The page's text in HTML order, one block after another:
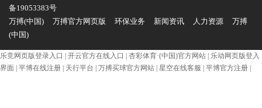
备19053383号
万搏(中国)
万搏官方网页版 环保业务 新闻资讯 人力资源
万搏
(中国)
乐竞网页版登录入口 | 开云官方在线入口 | 杏彩体育·(中国)官方网站 | 乐动网页版登入
界面 | 平博在线注册 | 天行平台 | 万搏买球官方网站 | 星空在线客服 | 平博官方注册 |